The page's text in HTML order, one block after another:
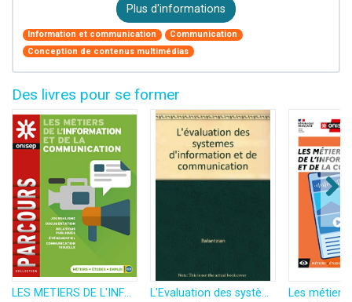
Plus d'informations
Information et communication
Communication
Conception de contenus multimédias
Des livres pour se former
LES METIERS DE L'INFORMATION ET DE LA COMMUNICATION
L'Evaluation des systèmes d'information et de communication